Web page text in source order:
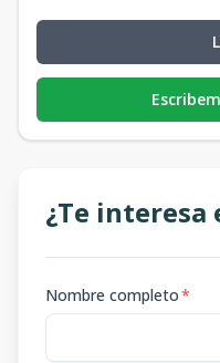
¿Te interesa
Nombre completo*